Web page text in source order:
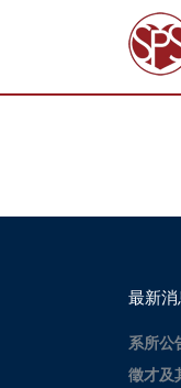
最新消
系所公
徵才及